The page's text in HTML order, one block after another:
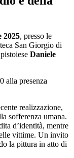
2025, presso le
San Giorgio di
Daniele
alla presenza
realizzazione,
sofferenza umana.
d’identità, mentre
vittime. Un invito
la pittura in atto di